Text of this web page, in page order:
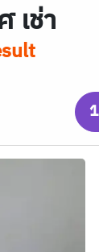
เช่า
1